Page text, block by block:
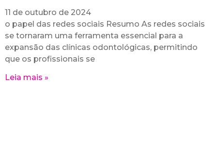
11 de outubro de 2024
o papel das redes sociais Resumo As redes sociais
se tornaram uma ferramenta essencial para a
expansão das clínicas odontológicas, permitindo
que os profissionais se
Leia mais »